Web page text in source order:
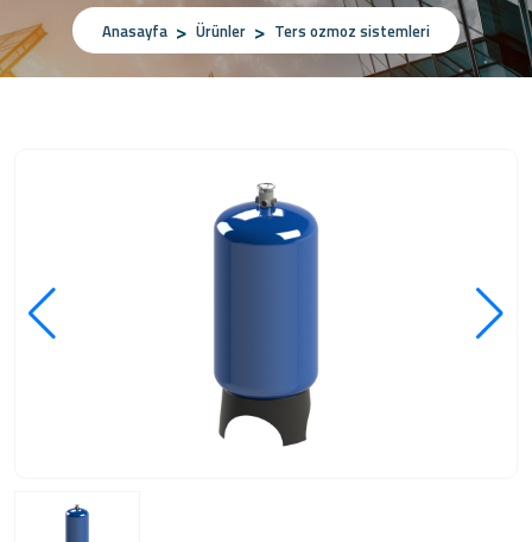
Anasayfa Ürünler Ters ozmoz sistemleri